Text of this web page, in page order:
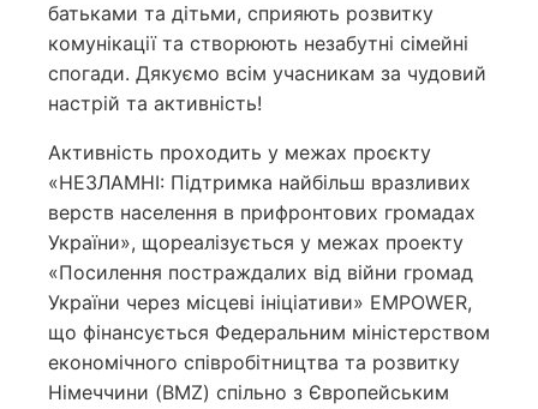
батьками та дітьми, сприяють розвитку
комунікації та створюють незабутні сімейні
спогади. Дякуємо всім учасникам за чудовий
настрій та активність!
Активність проходить у межах проєкту
«НЕЗЛАМНІ: Підтримка найбільш вразливих
верств населення в прифронтових громадах
України», щореалізується у межах проекту
«Посилення постраждалих від війни громад
України через місцеві ініціативи» EMPOWER,
що фінансується Федеральним міністерством
економічного співробітництва та розвитку
Німеччини (BMZ) спільно з Європейським